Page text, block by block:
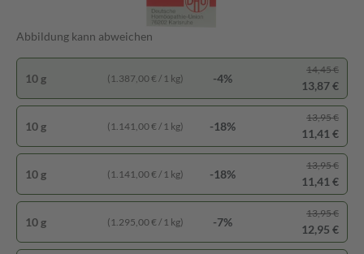
Abbildung kann abweichen
10 g (1.141,00 € / 1 kg) -18%
13,95 €
11,41 €
10 g (1.387,00 € / 1 kg) -4%
14,45 €
13,87 €
10 g (1.141,00 € / 1 kg) -18%
13,95 €
11,41 €
10 g (1.295,00 € / 1 kg) -7%
13,95 €
12,95 €